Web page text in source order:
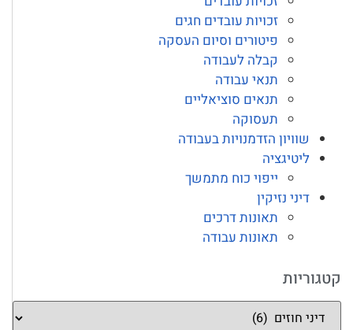
זכויות עובדים חגים
פיטורים וסיום העסקה
קבלה לעבודה
תנאי עבודה
תנאים סוציאליים
תעסוקה
שוויון הזדמנויות בעבודה
ליטיגציה
ייפוי כוח מתמשך
דיני נזיקין
תאונות דרכים
תאונות עבודה
קטגוריות